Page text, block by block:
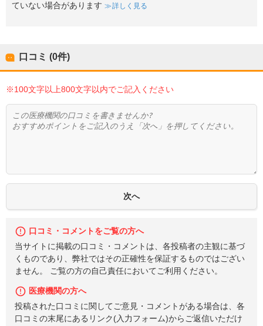
ていない場合があります
詳しく見る
口コミ (0件)
※100文字以上800文字以内でご記入ください
口コミ・コメントをご覧の方へ
当サイトに掲載の口コミ・コメントは、各投稿者の主観に基づ
くものであり、弊社ではその正確性を保証するものではござい
ません。 ご覧の方の自己責任においてご利用ください。
医療機関の方へ
投稿された口コミに関してご意見・コメントがある場合は、各
口コミの末尾にあるリンク(入力フォーム)からご返信いただけ